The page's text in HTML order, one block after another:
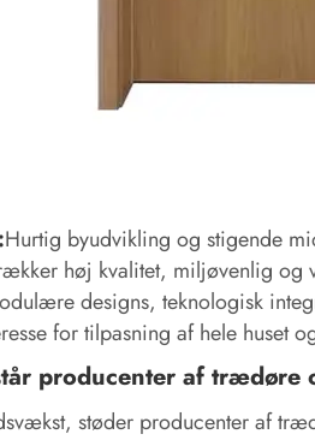
Hurtig byudvikling og stigende
høj kvalitet, miljøvenlig og
designs, teknologisk
for tilpasning af hele huset
producenter af trædøre
støder producenter af